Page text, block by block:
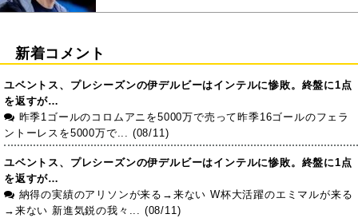
新着コメント
ユベントス、プレシーズンの伊デルビーはインテルに惨敗。終盤に1点
を返すが…
昨季1ゴールのコロムアニを5000万で売って昨季16ゴールのフェラ
ントーレスを5000万で... (08/11)
ユベントス、プレシーズンの伊デルビーはインテルに惨敗。終盤に1点
を返すが…
納得の実績のアリソンが来る→来ない W杯大活躍のエミマルが来る
→来ない 新進気鋭の我々... (08/11)